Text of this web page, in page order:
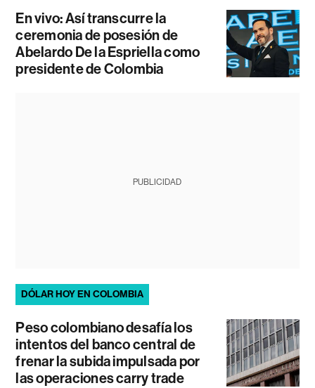
En vivo: Así transcurre la
ceremonia de posesión de
Abelardo De la Espriella como
presidente de Colombia
PUBLICIDAD
DÓLAR HOY EN COLOMBIA
Peso colombiano desafía los
intentos del banco central de
frenar la subida impulsada por
las operaciones carry trade